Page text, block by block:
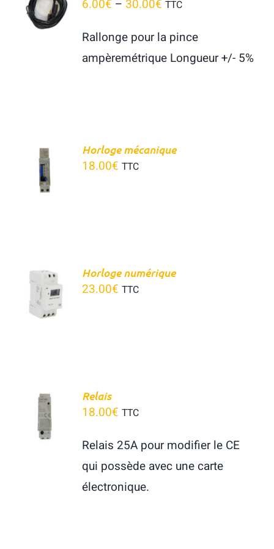
Panier
OPTIONS
/
6.00€ – 30.00€ TTC
Rallonge pour la pince
ampèremétrique Longueur +/- 5%
DÉTAILS
Horloge mécanique
18.00€ TTC
PANIER
/
Horloge numérique
23.00€ TTC
AU
PANIER
/
Relais
18.00€ TTC
Relais 25A pour modifier le CE
qui possède avec une carte
électronique.